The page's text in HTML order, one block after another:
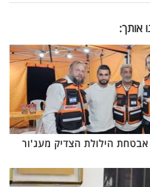
אותך:
הילולת הצדיק מעג'ור